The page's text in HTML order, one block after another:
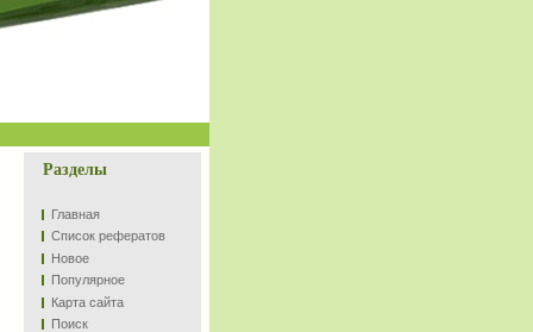
Разделы
Главная
Список рефератов
Новое
Популярное
Карта сайта
Поиск